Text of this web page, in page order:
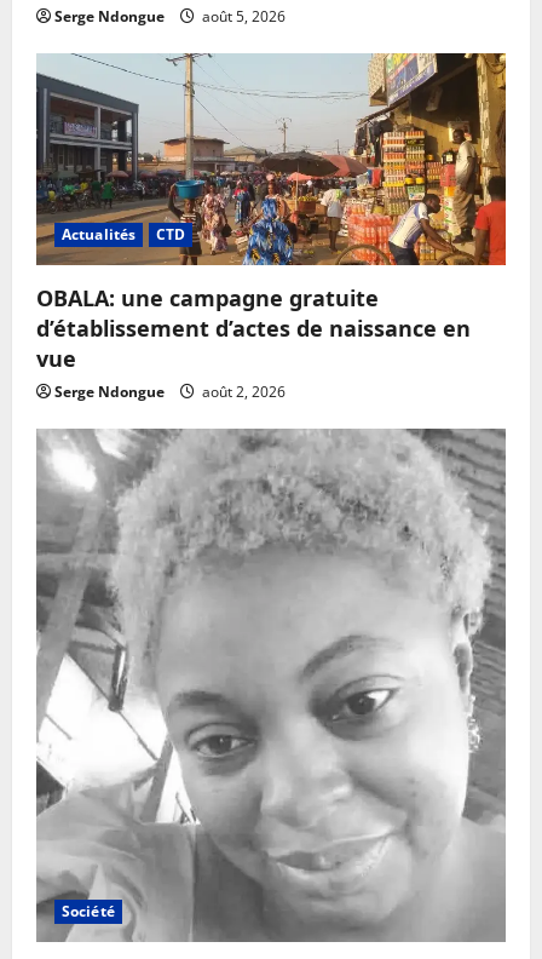
Serge Ndongue août 5, 2026
Actualités CTD
OBALA: une campagne gratuite
d’établissement d’actes de naissance en
vue
Serge Ndongue août 2, 2026
Société